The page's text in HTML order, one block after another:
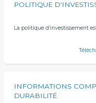
POLITIQUE
La politique d’investissement
INFORMATIONS
DURABILITÉ